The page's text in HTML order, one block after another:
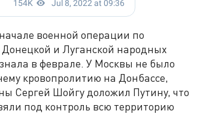
военной операции по
и Луганской народных
в феврале. У Москвы не было
кровопролитию на Донбассе,
Сергей Шойгу доложил Путину, что
под контроль всю территорию